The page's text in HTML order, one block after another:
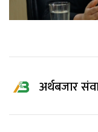
अर्थबजार